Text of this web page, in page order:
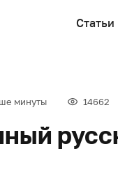
Статьи
минуты 14662